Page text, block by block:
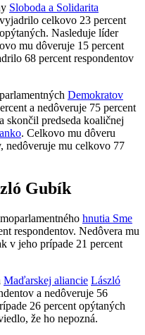
Sloboda a Solidarita
celkovo 23 percent
Nasleduje líder
mu dôveruje 15 percent
68 percent respondentov
Demokratov
a nedôveruje 75 percent
skončil predseda koaličnej
. Celkovo mu dôveru
nedôveruje mu celkovo 77
Gubík
hnutia Sme
respondentov. Nedôvera mu
v jeho prípade 21 percent
Maďarskej aliancie László
a nedôveruje 56
26 percent opýtaných
že ho nepozná.